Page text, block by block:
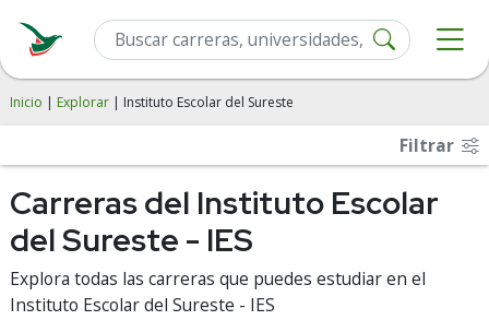
Inicio | Explorar | Instituto Escolar del Sureste
Filtrar
Carreras del Instituto Escolar
del Sureste - IES
Explora todas las carreras que puedes estudiar en el
Instituto Escolar del Sureste - IES